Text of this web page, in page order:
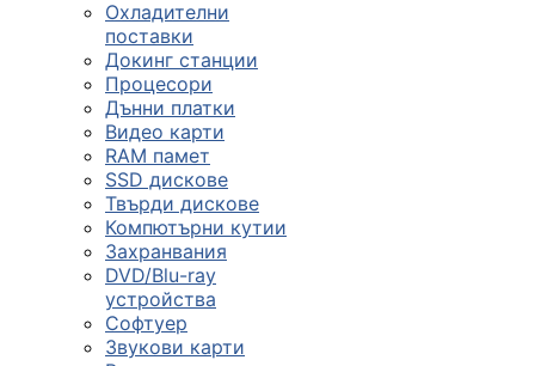
Охладителни
поставки
Докинг станции
Процесори
Дънни платки
Видео карти
RAM памет
SSD дискове
Твърди дискове
Компютърни кутии
Захранвания
DVD/Blu-ray
устройства
Софтуер
Звукови карти